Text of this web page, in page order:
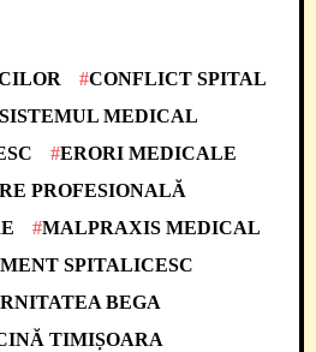
CONFLICT SPITAL
MEDICAL
ERORI MEDICALE
PROFESIONALĂ
MALPRAXIS MEDICAL
SPITALICESC
BEGA
TIMIȘOARA